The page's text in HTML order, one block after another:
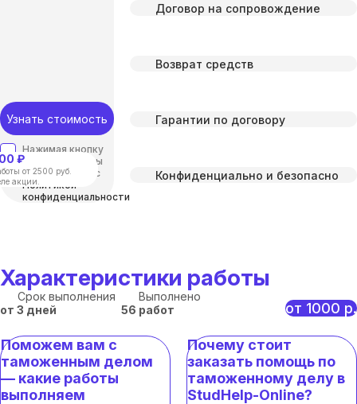
Узнать стоимость
Нажимая кнопку
“отправить”, вы
соглашаетесь с
Политикой
конфиденциальности
₽
от 2500 руб.
акции.
Договор на сопровождение
Возврат средств
Гарантии по договору
Конфиденциально и безопасно
Характеристики работы
Срок выполнения
от 3 дней
Выполнено
56 работ
от 1000 р.
Поможем вам с
таможенным делом
— какие работы
выполняем
Почему стоит
заказать помощь по
таможенному делу в
StudHelp-Online?